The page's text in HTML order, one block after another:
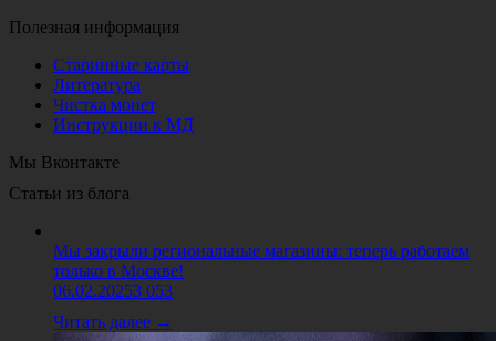
Полезная информация
Старинные карты
Литература
Чистка монет
Инструкции к МД
Мы Вконтакте
Статьи из блога
Мы закрыли региональные магазины: теперь работаем
только в Москве!
06.02.20253 053
Читать далее →